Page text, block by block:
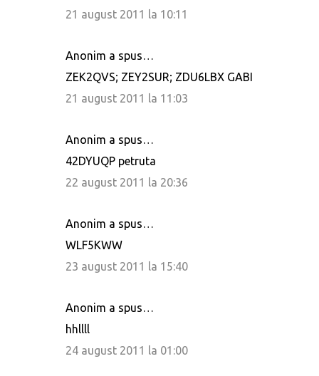
21 august 2011 la 10:11
Anonim a spus…
ZEK2QVS; ZEY2SUR; ZDU6LBX GABI
21 august 2011 la 11:03
Anonim a spus…
42DYUQP petruta
22 august 2011 la 20:36
Anonim a spus…
WLF5KWW
23 august 2011 la 15:40
Anonim a spus…
hhllll
24 august 2011 la 01:00